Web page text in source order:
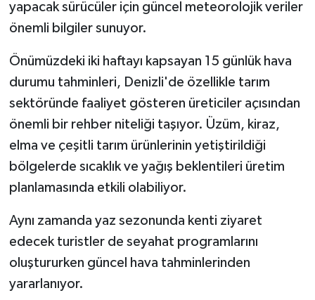
yapacak sürücüler için güncel meteorolojik veriler
önemli bilgiler sunuyor.
Önümüzdeki iki haftayı kapsayan 15 günlük hava
durumu tahminleri, Denizli'de özellikle tarım
sektöründe faaliyet gösteren üreticiler açısından
önemli bir rehber niteliği taşıyor. Üzüm, kiraz,
elma ve çeşitli tarım ürünlerinin yetiştirildiği
bölgelerde sıcaklık ve yağış beklentileri üretim
planlamasında etkili olabiliyor.
Aynı zamanda yaz sezonunda kenti ziyaret
edecek turistler de seyahat programlarını
oluştururken güncel hava tahminlerinden
yararlanıyor.